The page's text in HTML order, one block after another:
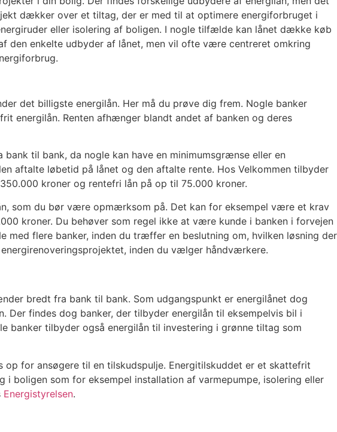
dækker over et tiltag, der er med til at optimere energiforbruget i
eller isolering af boligen. I nogle tilfælde kan lånet dække køb
den enkelte udbyder af lånet, men vil ofte være centreret omkring
det billigste energilån. Her må du prøve dig frem. Nogle banker
energilån. Renten afhænger blandt andet af banken og deres
til bank, da nogle kan have en minimumsgrænse eller en
aftalte løbetid på lånet og den aftalte rente. Hos Velkommen tilbyder
kroner og rentefri lån på op til 75.000 kroner.
som du bør være opmærksom på. Det kan for eksempel være et krav
kroner. Du behøver som regel ikke at være kunde i banken i forvejen
flere banker, inden du træffer en beslutning om, hvilken løsning der
inden du vælger håndværkere.
bredt fra bank til bank. Som udgangspunkt er energilånet dog
findes dog banker, der tilbyder energilån til eksempelvis bil i
banker tilbyder også energilån til investering i grønne tiltag som
for ansøgere til en tilskudspulje. Energitilskuddet er et skattefrit
boligen som for eksempel installation af varmepumpe, isolering eller
Energistyrelsen.